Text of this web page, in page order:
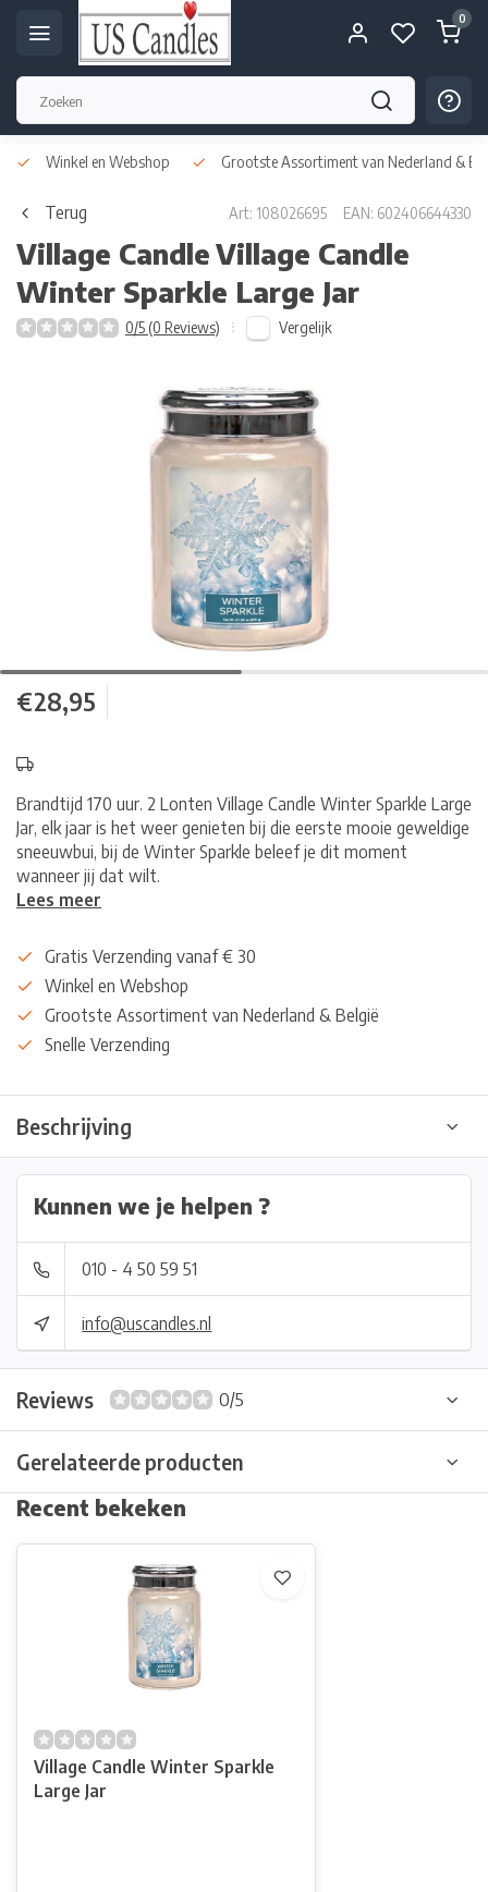
0
Winkel en Webshop Grootste Assortiment van Nederland &
Terug Art: 108026695 EAN: 602406644330
Village CandleVillage Candle
Winter Sparkle Large Jar
0/5 (0 Reviews) Vergelijk
€28,95
Brandtijd 170 uur. 2 Lonten Village Candle Winter Sparkle Large
Jar, elk jaar is het weer genieten bij die eerste mooie geweldige
sneeuwbui, bij de Winter Sparkle beleef je dit moment
wanneer jij dat wilt.
Lees meer
Gratis Verzending vanaf € 30
Winkel en Webshop
Grootste Assortiment van Nederland & België
Snelle Verzending
Beschrijving
Kunnen we je helpen ?
010 - 4 50 59 51
info@uscandles.nl
Reviews 0/5
Gerelateerde producten
Recent bekeken
Village Candle Winter Sparkle
Large Jar